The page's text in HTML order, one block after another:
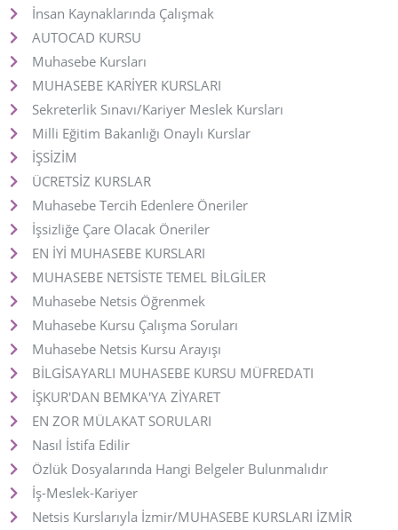
İnsan Kaynaklarında Çalışmak
AUTOCAD KURSU
Muhasebe Kursları
MUHASEBE KARİYER KURSLARI
Sekreterlik Sınavı/Kariyer Meslek Kursları
Milli Eğitim Bakanlığı Onaylı Kurslar
İŞSİZİM
ÜCRETSİZ KURSLAR
Muhasebe Tercih Edenlere Öneriler
İşsizliğe Çare Olacak Öneriler
EN İYİ MUHASEBE KURSLARI
MUHASEBE NETSİSTE TEMEL BİLGİLER
Muhasebe Netsis Öğrenmek
Muhasebe Kursu Çalışma Soruları
Muhasebe Netsis Kursu Arayışı
BİLGİSAYARLI MUHASEBE KURSU MÜFREDATI
İŞKUR'DAN BEMKA'YA ZİYARET
EN ZOR MÜLAKAT SORULARI
Nasıl İstifa Edilir
Özlük Dosyalarında Hangi Belgeler Bulunmalıdır
İş-Meslek-Kariyer
Netsis Kurslarıyla İzmir/MUHASEBE KURSLARI İZMİR